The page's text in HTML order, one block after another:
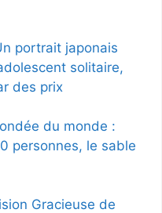
portrait japonais
solitaire,
des prix
du monde :
personnes, le sable
Gracieuse de